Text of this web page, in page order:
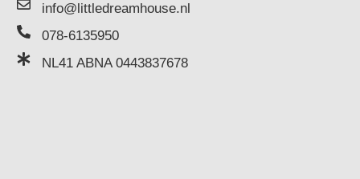
info@littledreamhouse.nl
078-6135950
NL41 ABNA 0443837678